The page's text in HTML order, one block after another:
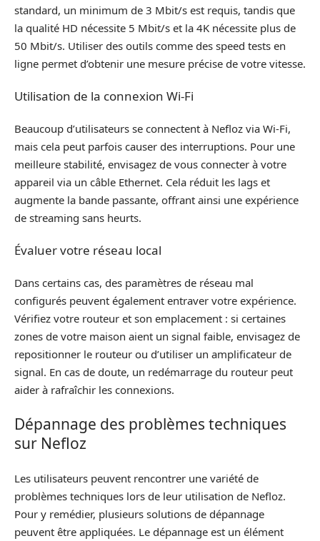
standard, un minimum de 3 Mbit/s est requis, tandis que
la qualité HD nécessite 5 Mbit/s et la 4K nécessite plus de
50 Mbit/s. Utiliser des outils comme des speed tests en
ligne permet d’obtenir une mesure précise de votre vitesse.
Utilisation de la connexion Wi-Fi
Beaucoup d’utilisateurs se connectent à Nefloz via Wi-Fi,
mais cela peut parfois causer des interruptions. Pour une
meilleure stabilité, envisagez de vous connecter à votre
appareil via un câble Ethernet. Cela réduit les lags et
augmente la bande passante, offrant ainsi une expérience
de streaming sans heurts.
Évaluer votre réseau local
Dans certains cas, des paramètres de réseau mal
configurés peuvent également entraver votre expérience.
Vérifiez votre routeur et son emplacement : si certaines
zones de votre maison aient un signal faible, envisagez de
repositionner le routeur ou d’utiliser un amplificateur de
signal. En cas de doute, un redémarrage du routeur peut
aider à rafraîchir les connexions.
Dépannage des problèmes techniques
sur Nefloz
Les utilisateurs peuvent rencontrer une variété de
problèmes techniques lors de leur utilisation de Nefloz.
Pour y remédier, plusieurs solutions de dépannage
peuvent être appliquées. Le dépannage est un élément